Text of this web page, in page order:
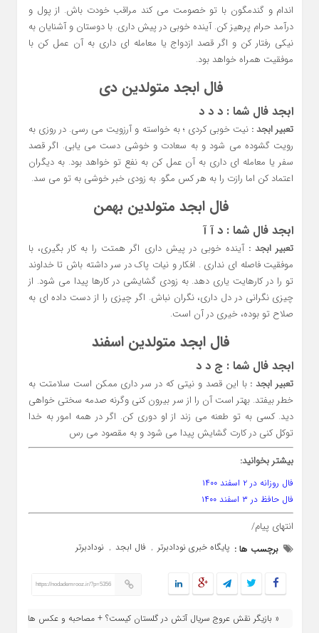
اندام و گندمگون با تو خصومت می کند مراقب خودت باش. از پول و
درآمد حرام پرهیز کن. آینده خوبی در پیش داری. با دوستان و آشنایان به
نیکی رفتار کن و اگر قصد ازدواج یا معامله ای داری به آن عمل کن با
موفقیت همراه خواهد بود.
فال ابجد متولدین دی
ابجد فال شما : د د د
تعبیر ابجد : نیت خوبی کردی ؛ به خواسته و آرزویت می رسی. در روزی به
رویت گشوده می شود و به سعادت و خوشی دست می یابی. اگر قصد
سفر یا معامله ای داری به آن عمل کن به نفع تو خواهد بود. به دیگران
اعتماد کن اما رازت را به هر کس مگو. به زودی خبر خوشی به تو می سد.
فال ابجد متولدین بهمن
ابجد فال شما : د آ آ
تعبیر ابجد : آینده خوبی در پیش داری اگر همتت را به کار بگیری، با
موفقیت فاصله ای نداری . افکار و نیات پاک در سر داشته باش تا خداوند
تو را در کارهایت یاری دهد. به زودی گشایشی در کارها پیدا می شود. از
چیزی نگرانی در دل داری، نگران نباش. اگر چیزی را از دست داده ای به
صلاح تو بوده، خیری در آن است.
فال ابجد متولدین اسفند
ابجد فال شما : ج د د
تعبیر ابجد : با این قصد و نیتی که در سر داری ممکن است سلامتت به
خطر بیفتد. بهتر است آن را از سر بیرون کنی وگرنه صدمه سختی خواهی
دید. کسی به تو طعنه می زند از او دوری کن. اگر در همه امور به خدا
توکل کنی در کارت گشایش پیدا می شود و به مقصود می رس
بیشتر بخوانید:
فال روزانه در ۲ اسفند ۱۴۰۰
فال حافظ در ۳ اسفند ۱۴۰۰
انتهای پیام/
برچسب ها : پایگاه خبری نودادبرتر , فال ابجد , نودادبرتر
https://nodademrooz.ir/?p=5356
« بازیگر نقش عروج سریال آتش در گلستان کیست؟ + مصاحبه و عکس ها